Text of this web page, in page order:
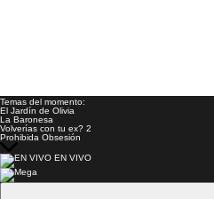
Temas del momento:
El Jardín de Olivia
La Baronesa
Volverías con tu ex? 2
Prohibida Obsesión
EN VIVO